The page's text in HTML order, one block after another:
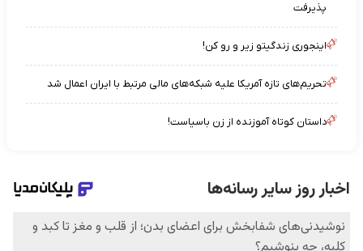
کشف کن!
پذیرفت
اینجوری زندگیتو زیر و رو کن!
تحریم‌های تازه آمریکا علیه شبکه‌های مالی مرتبط با ایران اعمال شد
داستان کوتاه آموزنده از زن باسیاست!